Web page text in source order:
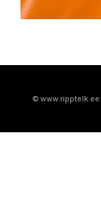
© www.ripptelk.ee